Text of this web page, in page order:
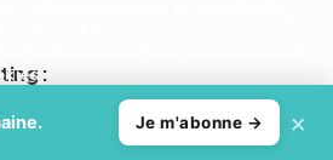
:
Je m'abonne → ×